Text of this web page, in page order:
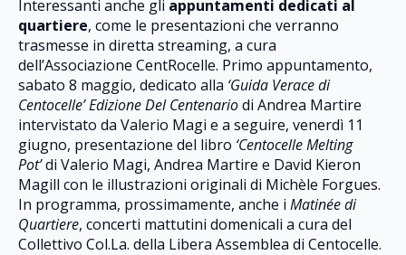
Interessanti anche gli appuntamenti dedicati al
quartiere, come le presentazioni che verranno
trasmesse in diretta streaming, a cura
dell’Associazione CentRocelle. Primo appuntamento,
sabato 8 maggio, dedicato alla ‘Guida Verace di
Centocelle’ Edizione Del Centenariodi Andrea Martire
intervistato da Valerio Magi e a seguire, venerdì 11
giugno, presentazione del libro ‘Centocelle Melting
Pot’di Valerio Magi, Andrea Martire e David Kieron
Magill con le illustrazioni originali di Michèle Forgues.
In programma, prossimamente, anche i Matinée di
Quartiere, concerti mattutini domenicali a cura del
Collettivo Col.La. della Libera Assemblea di Centocelle.